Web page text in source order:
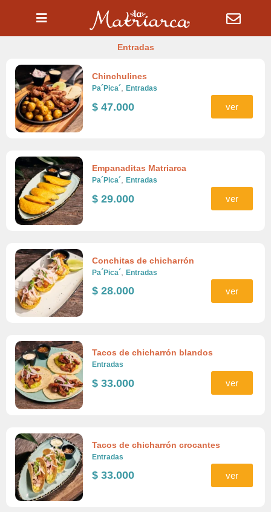
Entradas
Chinchulines
Pa´Pica´ , Entradas
$ 47.000 ver
Empanaditas Matriarca
Pa´Pica´ , Entradas
$ 29.000 ver
Conchitas de chicharrón
Pa´Pica´ Entradas
$ 28.000 ver
Tacos de chicharrón blandos
Entradas
$ 33.000 ver
Tacos de chicharrón crocantes
Entradas
$ 33.000 ver